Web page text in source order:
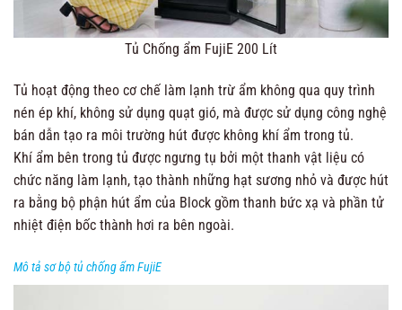
Tủ Chống ẩm FujiE 200 Lít
Tủ hoạt động theo cơ chế làm lạnh trừ ẩm không qua quy trình
nén ép khí, không sử dụng quạt gió, mà được sử dụng công nghệ
bán dẫn tạo ra môi trường hút được không khí ẩm trong tủ.
Khí ẩm bên trong tủ được ngưng tụ bởi một thanh vật liệu có
chức năng làm lạnh, tạo thành những hạt sương nhỏ và được hút
ra bằng bộ phận hút ẩm của Block gồm thanh bức xạ và phần tử
nhiệt điện bốc thành hơi ra bên ngoài.
Mô tả sơ bộ tủ chống ẩm FujiE